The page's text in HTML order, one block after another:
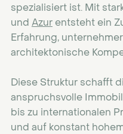
spezialisiert ist. Mit
und Azurentsteht ein
Erfahrung,
architektonische
Diese Struktur schafft
anspruchsvolle
bis zu internationalen
und auf konstant